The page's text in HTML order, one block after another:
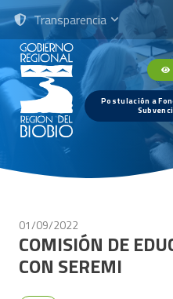
Transparencia
Postulación a
01/09/2022
COMISIÓN DE
CON SEREMI